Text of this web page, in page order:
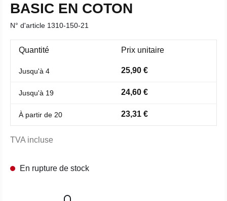
BASIC EN COTON
N° d'article 1310-150-21
Quantité Prix unitaire
Jusqu'à 4 25,90 €
Jusqu'à 19 24,60 €
À partir de 20 23,31 €
TVA incluse
En rupture de stock